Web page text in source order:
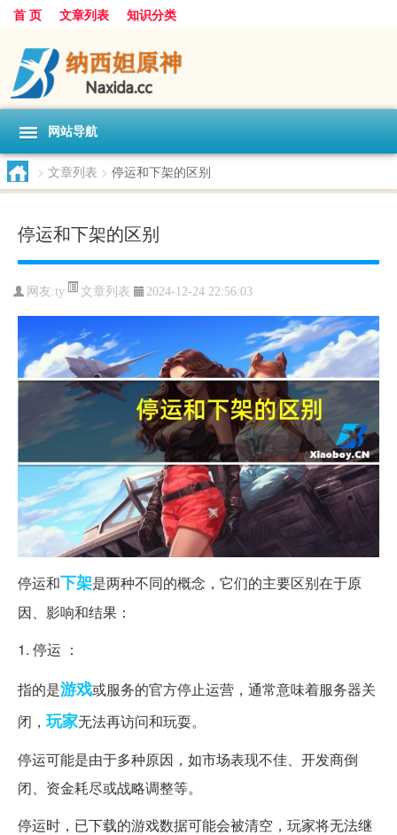
首 页 文章列表 知识分类
网站导航
> 文章列表 > 停运和下架的区别
停运和下架的区别
网友:ty 文章列表 2024-12-24 22:56:03
停运和下架是两种不同的概念，它们的主要区别在于原
因、影响和结果：
1. 停运 ：
指的是游戏或服务的官方停止运营，通常意味着服务器关
闭， 玩家无法再访问和玩耍。
停运可能是由于多种原因，如市场表现不佳、开发商倒
闭、资金耗尽或战略调整等。
停运时，已下载的游戏数据可能会被清空，玩家将无法继